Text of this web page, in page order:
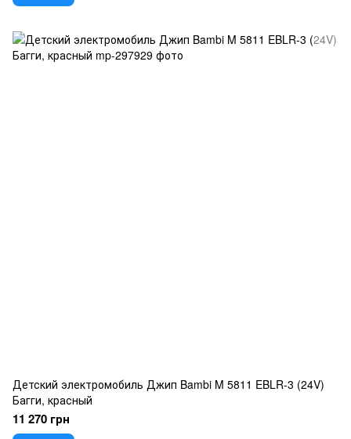
Детский электромобиль Джип Bambi M 5811 EBLR-3 (24V)
Багги, красный
11 270 грн